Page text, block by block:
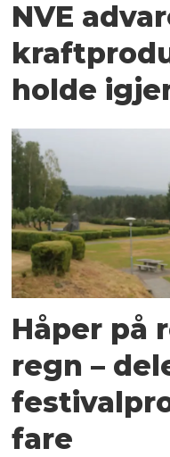
NVE
holde
Håper på
regn –
fare